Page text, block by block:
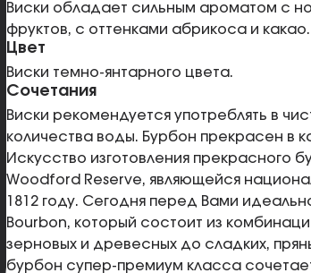
Виски обладает сильным ароматом с
фруктов, с оттенками абрикоса и какао.
Цвет
Виски темно-янтарного цвета.
Сочетания
Виски рекомендуется употреблять в
количества воды. Бурбон прекрасен в
Искусство изготовления прекрасного
Woodford Reserve, являющейся
1812 году. Сегодня перед Вами
Bourbon, который состоит из
зерновых и древесных до сладких,
бурбон супер-премиум класса